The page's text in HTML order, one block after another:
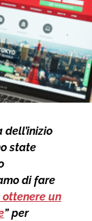
state
di fare
ottenere un
” per